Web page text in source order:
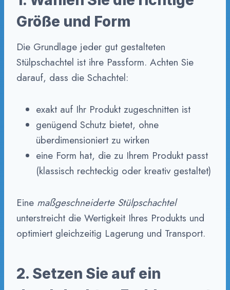
Größe und Form
Die Grundlage jeder gut gestalteten
Stülpschachtel ist ihre Passform. Achten Sie
darauf, dass die Schachtel:
exakt auf Ihr Produkt zugeschnitten ist
genügend Schutz bietet, ohne
überdimensioniert zu wirken
eine Form hat, die zu Ihrem Produkt passt
(klassisch rechteckig oder kreativ gestaltet)
Eine maßgeschneiderte Stülpschachtel
unterstreicht die Wertigkeit Ihres Produkts und
optimiert gleichzeitig Lagerung und Transport.
2. Setzen Sie auf ein